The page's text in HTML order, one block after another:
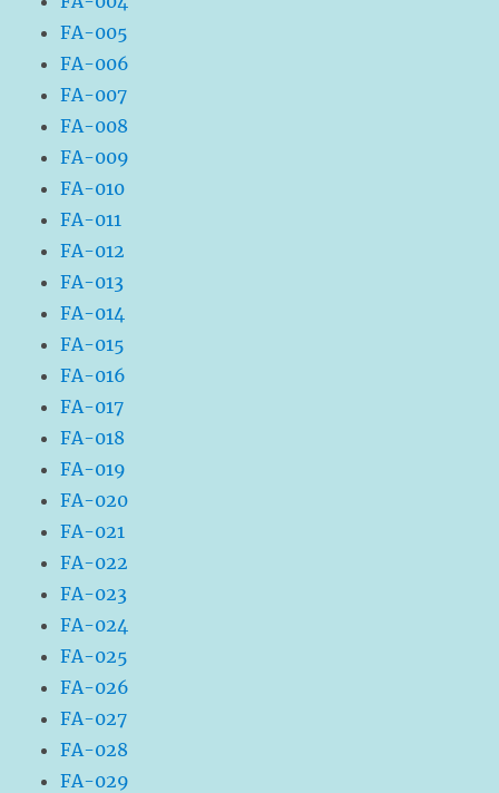
FA-005
FA-006
FA-007
FA-008
FA-009
FA-010
FA-011
FA-012
FA-013
FA-014
FA-015
FA-016
FA-017
FA-018
FA-019
FA-020
FA-021
FA-022
FA-023
FA-024
FA-025
FA-026
FA-027
FA-028
FA-029